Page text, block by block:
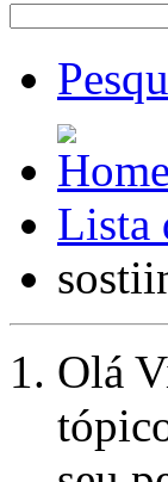
Lista
Olá